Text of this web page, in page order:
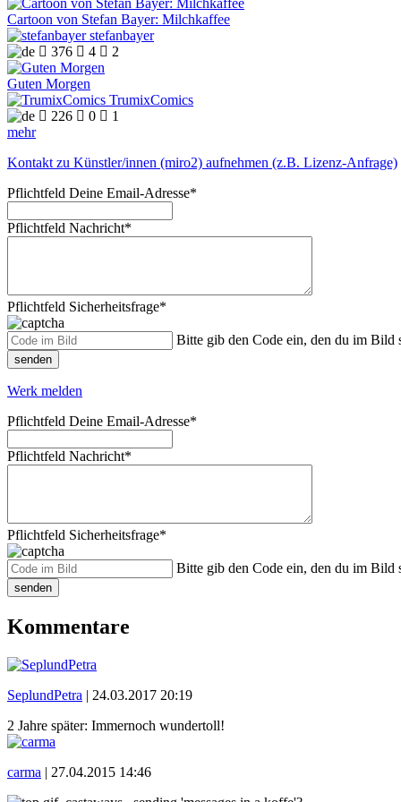
Cartoon von Stefan Bayer: Milchkaffee
stefanbayer
 376  4  2
Guten Morgen
TrumixComics
 226  0  1
mehr
Kontakt zu Künstler/innen (miro2) aufnehmen (z.B. Lizenz-Anfrage)
Pflichtfeld Deine Email-Adresse*
Pflichtfeld Nachricht*
Pflichtfeld Sicherheitsfrage*
Bitte gib den Code ein, den du im Bild
senden
Werk melden
Pflichtfeld Deine Email-Adresse*
Pflichtfeld Nachricht*
Pflichtfeld Sicherheitsfrage*
Bitte gib den Code ein, den du im Bild
senden
Kommentare
SeplundPetra | 24.03.2017 20:19
2 Jahre später: Immernoch wundertoll!
carma | 27.04.2015 14:46